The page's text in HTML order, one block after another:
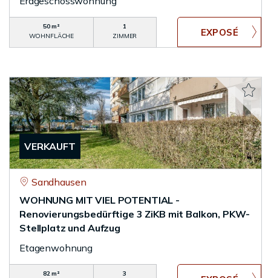
50 m²
WOHNFLÄCHE
1
ZIMMER
VERKAUFT
Sandhausen
WOHNUNG MIT VIEL POTENTIAL -
Renovierungsbedürftige 3 ZiKB mit Balkon, PKW-
Stellplatz und Aufzug
Etagenwohnung
82 m²
3